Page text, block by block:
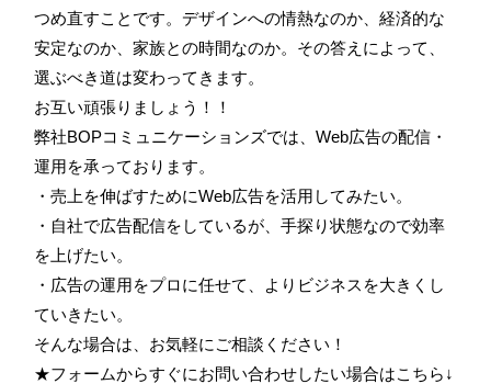
つめ直すことです。デザインへの情熱なのか、経済的な
安定なのか、家族との時間なのか。その答えによって、
選ぶべき道は変わってきます。
お互い頑張りましょう！！
弊社BOPコミュニケーションズでは、Web広告の配信・
運用を承っております。
・売上を伸ばすためにWeb広告を活用してみたい。
・自社で広告配信をしているが、手探り状態なので効率
を上げたい。
・広告の運用をプロに任せて、よりビジネスを大きくし
ていきたい。
そんな場合は、お気軽にご相談ください！
★フォームからすぐにお問い合わせしたい場合はこちら↓